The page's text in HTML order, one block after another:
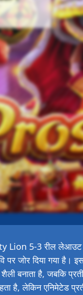
Lion 5-3 रील लेआउट
पर जोर दिया गया है।
बनाता है, जबकि
है, लेकिन एनिमेटेड